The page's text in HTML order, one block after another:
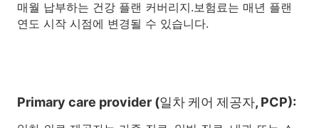
매월 납부하는 건강 플랜 커버리지.보험료는 매년 플랜
연도 시작 시점에 변경될 수 있습니다.
Primary care provider (일차 케어 제공자, PCP):